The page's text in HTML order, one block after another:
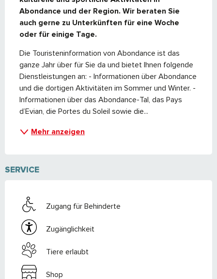
Abondance und der Region. Wir beraten Sie
auch gerne zu Unterkünften für eine Woche
oder für einige Tage.
Die Touristeninformation von Abondance ist das
ganze Jahr über für Sie da und bietet Ihnen folgende
Dienstleistungen an: - Informationen über Abondance
und die dortigen Aktivitäten im Sommer und Winter. -
Informationen über das Abondance-Tal, das Pays
d’Evian, die Portes du Soleil sowie die...
Mehr anzeigen
SERVICE
Zugang für Behinderte
Zugänglichkeit
Tiere erlaubt
Shop